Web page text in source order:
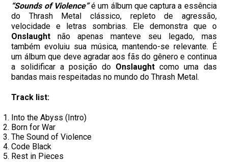
“Sounds of Violence”é um álbum que captura a essência
do Thrash Metal clássico, repleto de agressão,
velocidade e letras sombrias. Ele demonstra que o
Onslaught não apenas manteve seu legado, mas
também evoluiu sua música, mantendo-se relevante. É
um álbum que deve agradar aos fãs do gênero e continua
a solidificar a posição do Onslaught como uma das
bandas mais respeitadas no mundo do Thrash Metal.
Track list:
Into the Abyss (Intro)
Born for War
The Sound of Violence
Code Black
Rest in Pieces